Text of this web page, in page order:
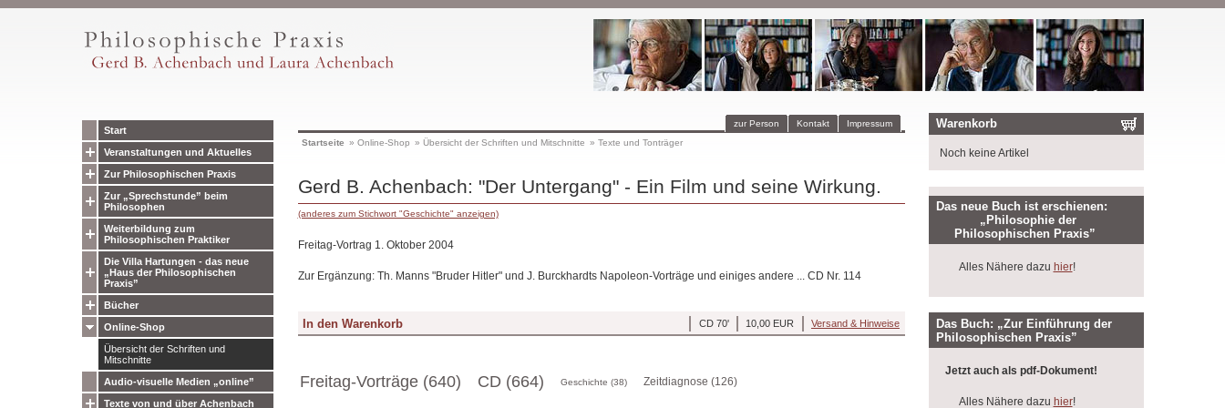
Start
Veranstaltungen und Aktuelles
Zur Philosophischen Praxis
Zur „Sprechstunde” beim
Philosophen
Weiterbildung zum
Philosophischen Praktiker
Die Villa Hartungen - das neue
„Haus der Philosophischen
Praxis”
Bücher
Online-Shop
Übersicht der Schriften und
Mitschnitte
Audio-visuelle Medien „online”
Texte von und über Achenbach
Impressum
Kontakt
zur Person
Startseite » Online-Shop » Übersicht der Schriften und Mitschnitte » Texte und Tonträger
Gerd B. Achenbach: "Der Untergang" - Ein Film und seine Wirkung.
(anderes zum Stichwort "Geschichte" anzeigen)
Freitag-Vortrag 1. Oktober 2004
Zur Ergänzung: Th. Manns "Bruder Hitler" und J. Burckhardts Napoleon-Vorträge und einiges andere ... CD Nr. 114
Versand & Hinweise
10,00 EUR
CD 70'
Freitag-Vorträge (640) CD (664) Geschichte (38) Zeitdiagnose (126)
Warenkorb
Noch keine Artikel
Das neue Buch ist erschienen:
„Philosophie der
Philosophischen Praxis”
Alles Nähere dazu hier!
Das Buch: „Zur Einführung der
Philosophischen Praxis”
Jetzt auch als pdf-Dokument!
Alles Nähere dazu hier!